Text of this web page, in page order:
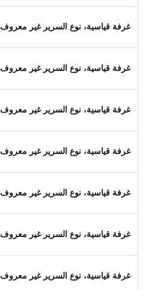
غرفة قياسية، نوع السرير غير معروف
غرفة قياسية، نوع السرير غير معروف
غرفة قياسية، نوع السرير غير معروف
غرفة قياسية، نوع السرير غير معروف
غرفة قياسية، نوع السرير غير معروف
غرفة قياسية، نوع السرير غير معروف
غرفة قياسية، نوع السرير غير معروف